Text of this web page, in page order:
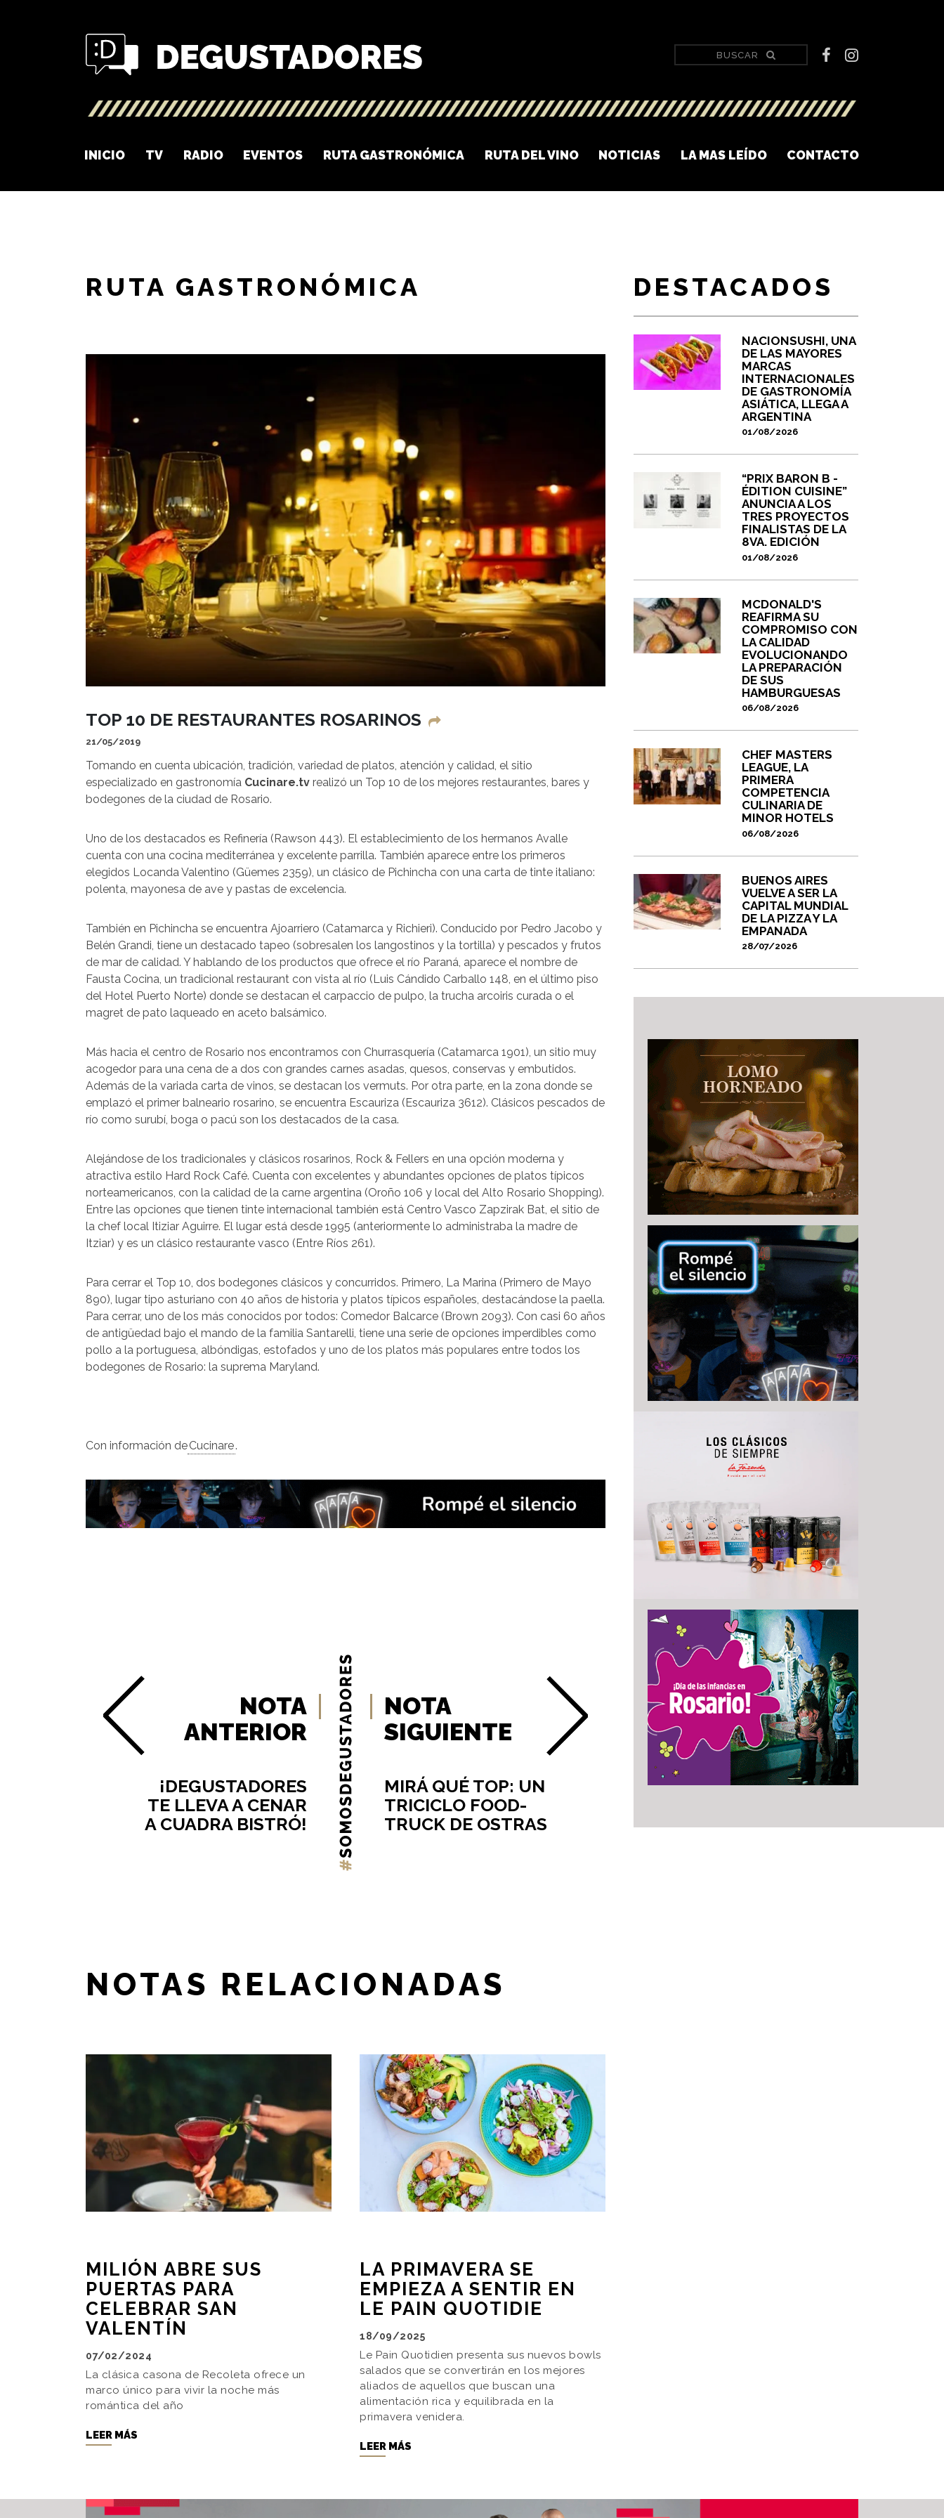
INICIO TV RADIO EVENTOS RUTA GASTRONÓMICA RUTA DEL VINO NOTICIAS LA MAS LEÍDO CONTACTO
RUTA GASTRONÓMICA
TOP 10 DE RESTAURANTES ROSARINOS
21/05/2019
Tomando en cuenta ubicación, tradición, variedad de platos, atención y calidad, el sitio
especializado en gastronomía Cucinare.tv realizó un Top 10 de los mejores restaurantes, bares y
bodegones de la ciudad de Rosario.
Uno de los destacados es Refinería (Rawson 443). El establecimiento de los hermanos Avalle
cuenta con una cocina mediterránea y excelente parrilla. También aparece entre los primeros
elegidos Locanda Valentino (Güemes 2359), un clásico de Pichincha con una carta de tinte italiano:
polenta, mayonesa de ave y pastas de excelencia.
También en Pichincha se encuentra Ajoarriero (Catamarca y Richieri). Conducido por Pedro Jacobo y
Belén Grandi, tiene un destacado tapeo (sobresalen los langostinos y la tortilla) y pescados y frutos
de mar de calidad. Y hablando de los productos que ofrece el río Paraná, aparece el nombre de
Fausta Cocina, un tradicional restaurant con vista al río (Luis Cándido Carballo 148, en el último piso
del Hotel Puerto Norte) donde se destacan el carpaccio de pulpo, la trucha arcoiris curada o el
magret de pato laqueado en aceto balsámico.
Más hacia el centro de Rosario nos encontramos con Churrasquería (Catamarca 1901), un sitio muy
acogedor para una cena de a dos con grandes carnes asadas, quesos, conservas y embutidos.
Además de la variada carta de vinos, se destacan los vermuts. Por otra parte, en la zona donde se
emplazó el primer balneario rosarino, se encuentra Escauriza (Escauriza 3612). Clásicos pescados de
río como surubí, boga o pacú son los destacados de la casa.
Alejándose de los tradicionales y clásicos rosarinos, Rock & Fellers en una opción moderna y
atractiva estilo Hard Rock Café. Cuenta con excelentes y abundantes opciones de platos típicos
norteamericanos, con la calidad de la carne argentina (Oroño 106 y local del Alto Rosario Shopping).
Entre las opciones que tienen tinte internacional también está Centro Vasco Zapzirak Bat, el sitio de
la chef local Itiziar Aguirre. El lugar está desde 1995 (anteriormente lo administraba la madre de
Itziar) y es un clásico restaurante vasco (Entre Ríos 261).
Para cerrar el Top 10, dos bodegones clásicos y concurridos. Primero, La Marina (Primero de Mayo
890), lugar tipo asturiano con 40 años de historia y platos típicos españoles, destacándose la paella.
Para cerrar, uno de los más conocidos por todos: Comedor Balcarce (Brown 2093). Con casi 60 años
de antigüedad bajo el mando de la familia Santarelli, tiene una serie de opciones imperdibles como
pollo a la portuguesa, albóndigas, estofados y uno de los platos más populares entre todos los
bodegones de Rosario: la suprema Maryland.
Con información deCucinare.
NOTA
ANTERIOR
¡DEGUSTADORES
TE LLEVA A CENAR
A CUADRA BISTRÓ!
NOTA
SIGUIENTE
MIRÁ QUÉ TOP: UN
TRICICLO FOOD-
TRUCK DE OSTRAS
NOTAS RELACIONADAS
MILIÓN ABRE SUS
PUERTAS PARA
CELEBRAR SAN
VALENTÍN
07/02/2024
La clásica casona de Recoleta ofrece un
marco único para vivir la noche más
romántica del año
LEER MÁS
LA PRIMAVERA SE
EMPIEZA A SENTIR EN
LE PAIN QUOTIDIE
18/09/2025
Le Pain Quotidien presenta sus nuevos bowls
salados que se convertirán en los mejores
aliados de aquellos que buscan una
alimentación rica y equilibrada en la
primavera venidera.
LEER MÁS
DESTACADOS
NACIONSUSHI, UNA
DE LAS MAYORES
MARCAS
INTERNACIONALES
DE GASTRONOMÍA
ASIÁTICA, LLEGA A
ARGENTINA
01/08/2026
“PRIX BARON B -
ÉDITION CUISINE”
ANUNCIA A LOS
TRES PROYECTOS
FINALISTAS DE LA
8VA. EDICIÓN
01/08/2026
MCDONALD'S
REAFIRMA SU
COMPROMISO CON
LA CALIDAD
EVOLUCIONANDO
LA PREPARACIÓN
DE SUS
HAMBURGUESAS
06/08/2026
CHEF MASTERS
LEAGUE, LA
PRIMERA
COMPETENCIA
CULINARIA DE
MINOR HOTELS
06/08/2026
BUENOS AIRES
VUELVE A SER LA
CAPITAL MUNDIAL
DE LA PIZZA Y LA
EMPANADA
28/07/2026